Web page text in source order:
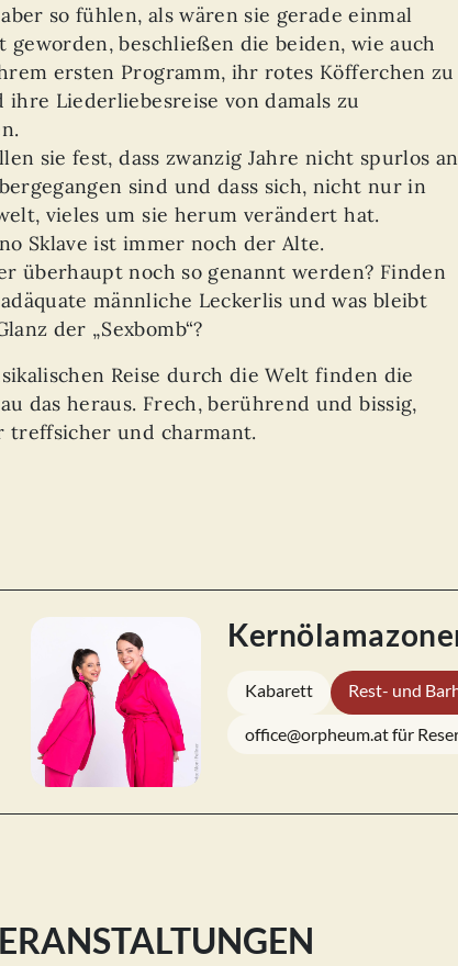
so fühlen, als wären sie gerade einmal
geworden, beschließen die beiden, wie auch
ersten Programm, ihr rotes Köfferchen zu
ihre Liederliebesreise von damals zu
sie fest, dass zwanzig Jahre nicht spurlos an
sind und dass sich, nicht nur in
vieles um sie herum verändert hat.
Sklave ist immer noch der Alte.
überhaupt noch so genannt werden? Finden
männliche Leckerlis und was bleibt
der „Sexbomb“?
Reise durch die Welt finden die
das heraus. Frech, berührend und bissig,
treffsicher und charmant.
Kabarett Rest- und
office@orpheum.at für